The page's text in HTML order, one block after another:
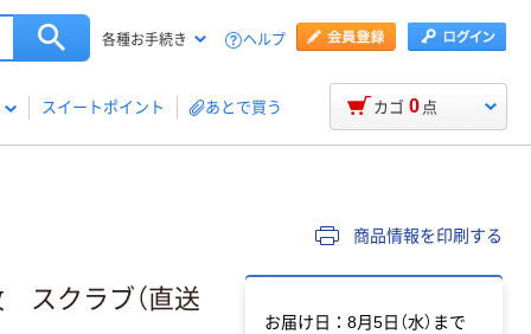
各種お手続き ヘルプ
スイートポイント あとで買う カゴ 0 点
商品情報を印刷する
スクラブ（直送
お届け日：8月5日（水）まで